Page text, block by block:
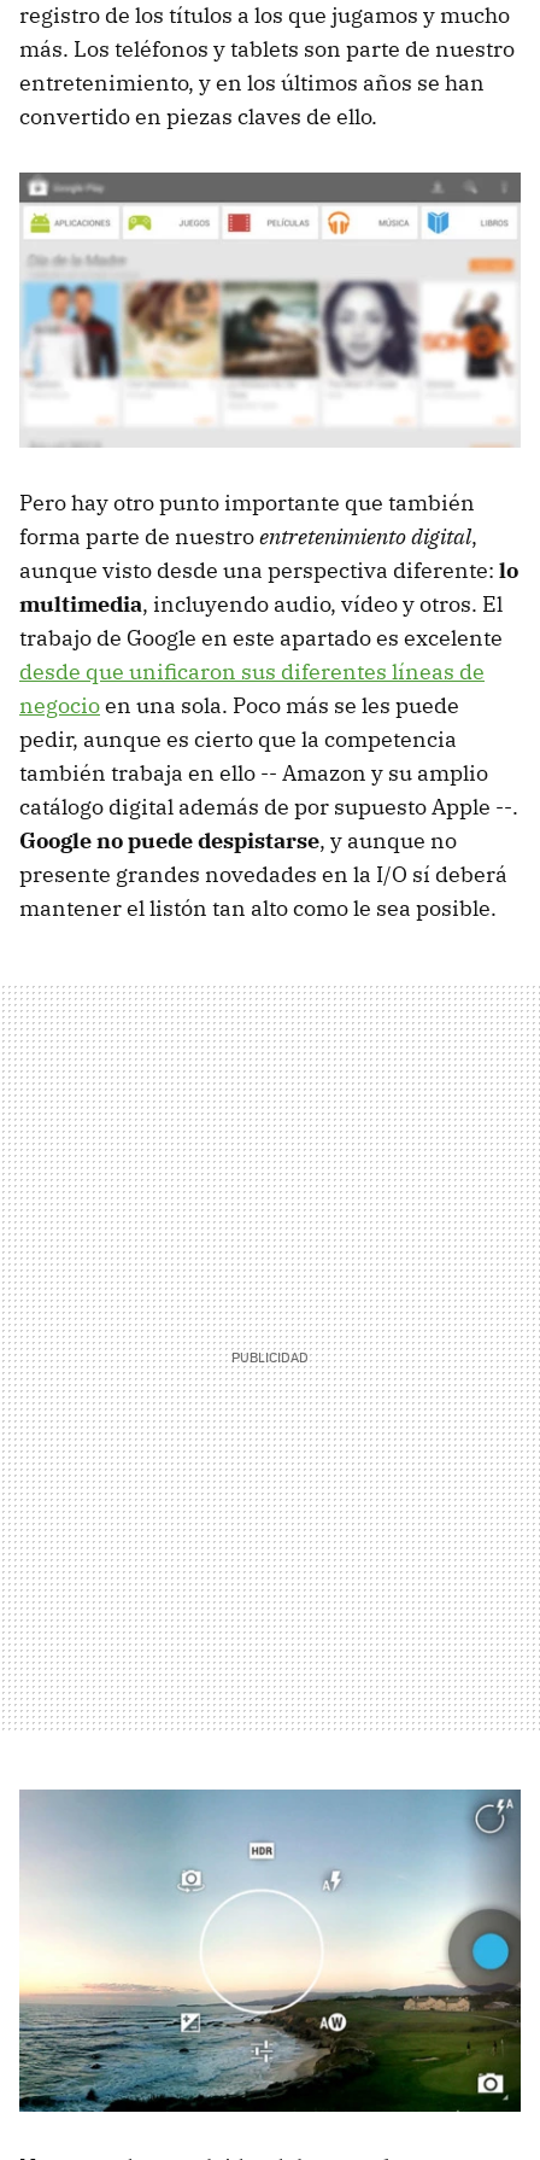
registro de los títulos a los que jugamos y mucho
más. Los teléfonos y tablets son parte de nuestro
entretenimiento, y en los últimos años se han
convertido en piezas claves de ello.
Pero hay otro punto importante que también
forma parte de nuestroentretenimiento digital,
aunque visto desde una perspectiva diferente: lo
multimedia, incluyendo audio, vídeo y otros. El
trabajo de Google en este apartado es excelente
desde que unificaron sus diferentes líneas de
negocioen una sola. Poco más se les puede
pedir, aunque es cierto que la competencia
también trabaja en ello -- Amazon y su amplio
catálogo digital además de por supuesto Apple --.
Google no puede despistarse, y aunque no
presente grandes novedades en la I/O sí deberá
mantener el listón tan alto como le sea posible.